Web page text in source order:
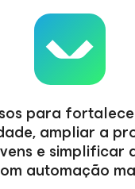
para
ampliar a
e simplificar
automação